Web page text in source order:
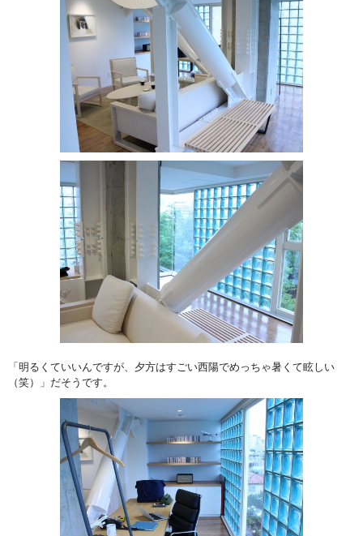
「明るくていいんですが、夕方はすごい西陽でめっちゃ暑くて眩しい
（笑）」だそうです。